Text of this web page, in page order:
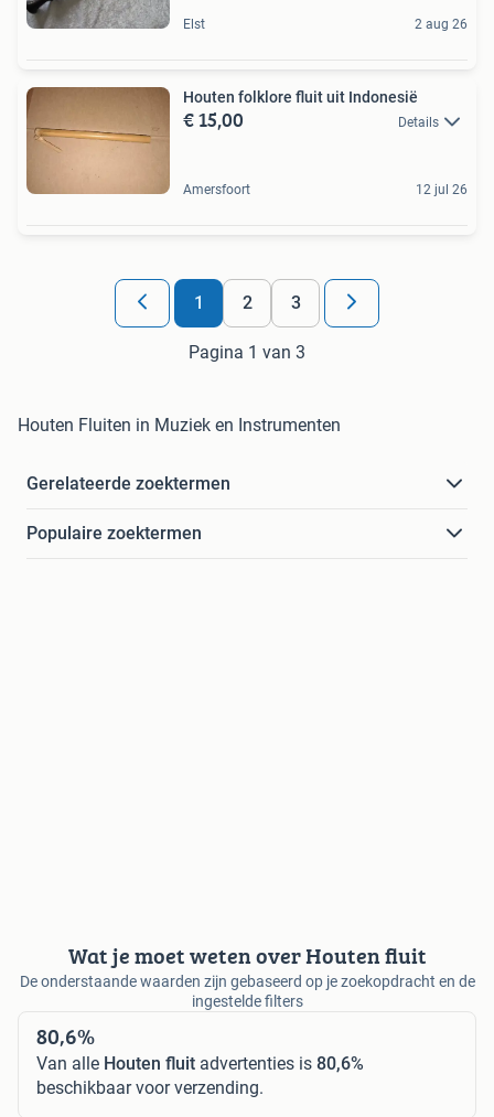
Elst 2 aug 26
Houten folklore fluit uit Indonesië
€ 15,00 Details
Amersfoort 12 jul 26
1 2 3
Pagina 1 van 3
Houten Fluiten in Muziek en Instrumenten
Gerelateerde zoektermen
Populaire zoektermen
Wat je moet weten over Houten fluit
De onderstaande waarden zijn gebaseerd op je zoekopdracht en de
ingestelde filters
80,6%
Van alle Houten fluit advertenties is 80,6%
beschikbaar voor verzending.